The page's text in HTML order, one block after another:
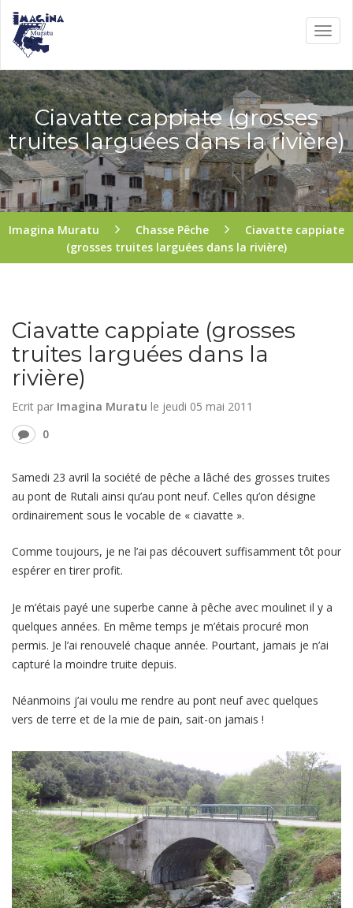
Ciavatte cappiate (grosses
truites larguées dans la rivière)
Imagina Muratu Chasse Pêche
Ciavatte cappiate
(grosses truites larguées dans la rivière)
Ciavatte cappiate (grosses
truites larguées dans la
rivière)
Ecrit par Imagina Muratu le jeudi 05 mai 2011
0
Samedi 23 avril la société de pêche a lâché des grosses truites
au pont de Rutali ainsi qu’au pont neuf. Celles qu’on désigne
ordinairement sous le vocable de « ciavatte ».
Comme toujours, je ne l’ai pas découvert suffisamment tôt pour
espérer en tirer profit.
Je m’étais payé une superbe canne à pêche avec moulinet il y a
quelques années. En même temps je m’étais procuré mon
permis. Je l’ai renouvelé chaque année. Pourtant, jamais je n’ai
capturé la moindre truite depuis.
Néanmoins j’ai voulu me rendre au pont neuf avec quelques
vers de terre et de la mie de pain, sait-on jamais !